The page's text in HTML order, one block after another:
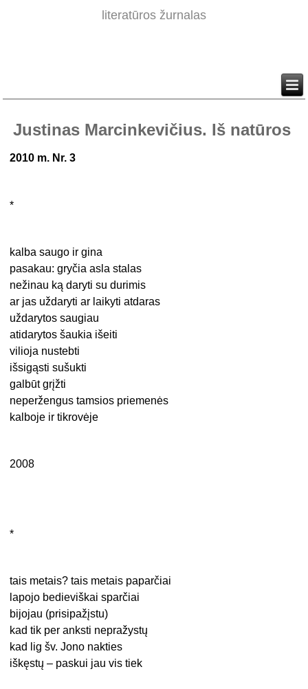
literatūros žurnalas
Justinas Marcinkevičius. Iš natūros
2010 m. Nr. 3
*
kalba saugo ir gina
pasakau: gryčia asla stalas
nežinau ką daryti su durimis
ar jas uždaryti ar laikyti atdaras
uždarytos saugiau
atidarytos šaukia išeiti
vilioja nustebti
išsigąsti sušukti
galbūt grįžti
neperžengus tamsios priemenės
kalboje ir tikrovėje
2008
*
tais metais? tais metais paparčiai
lapojo bedieviškai sparčiai
bijojau (prisipažįstu)
kad tik per anksti nepražystų
kad lig šv. Jono nakties
iškęstų – paskui jau vis tiek